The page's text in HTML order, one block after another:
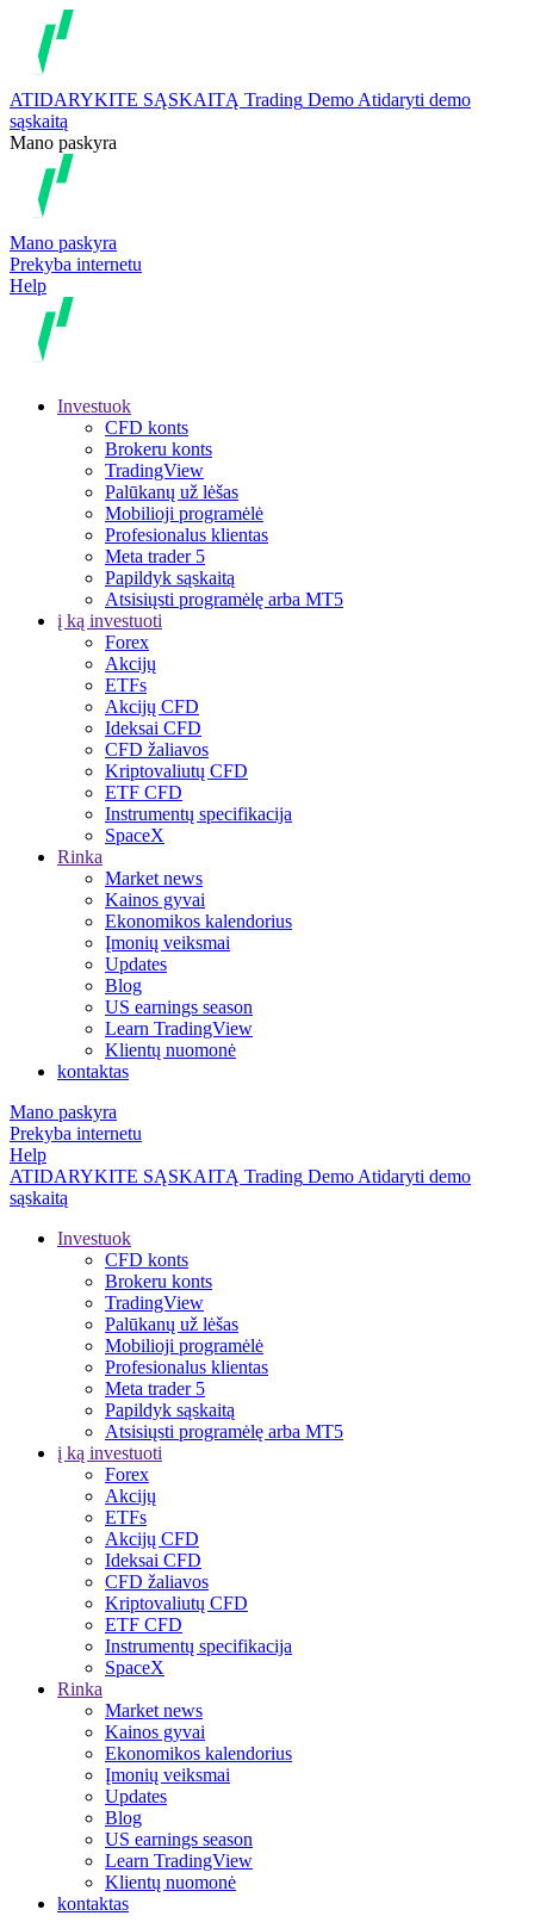
ATIDARYKITE SĄSKAITĄ Trading Demo Atidaryti demo
sąskaitą
Mano paskyra
Mano paskyra
Prekyba internetu
Help
Investuok
CFD konts
Brokeru konts
TradingView
Palūkanų už lėšas
Mobilioji programėlė
Profesionalus klientas
Meta trader 5
Papildyk sąskaitą
Atsisiųsti programėlę arba MT5
į ką investuoti
Forex
Akcijų
ETFs
Akcijų CFD
Ideksai CFD
CFD žaliavos
Kriptovaliutų CFD
ETF CFD
Instrumentų specifikacija
SpaceX
Rinka
Market news
Kainos gyvai
Ekonomikos kalendorius
Įmonių veiksmai
Updates
Blog
US earnings season
Learn TradingView
Klientų nuomonė
kontaktas
Mano paskyra
Prekyba internetu
Help
ATIDARYKITE SĄSKAITĄ Trading Demo Atidaryti demo
sąskaitą
Investuok
CFD konts
Brokeru konts
TradingView
Palūkanų už lėšas
Mobilioji programėlė
Profesionalus klientas
Meta trader 5
Papildyk sąskaitą
Atsisiųsti programėlę arba MT5
į ką investuoti
Forex
Akcijų
ETFs
Akcijų CFD
Ideksai CFD
CFD žaliavos
Kriptovaliutų CFD
ETF CFD
Instrumentų specifikacija
SpaceX
Rinka
Market news
Kainos gyvai
Ekonomikos kalendorius
Įmonių veiksmai
Updates
Blog
US earnings season
Learn TradingView
Klientų nuomonė
kontaktas